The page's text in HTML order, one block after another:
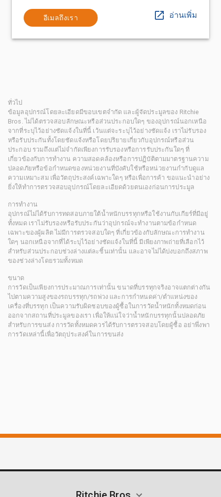
อีเมลถึงเรา อ่านเพิ่ม
ทั่วไป
ข้อมูลอุปกรณ์โดยละเอียดมีขอบเขตจำกัด และผู้จัดประมูลของ Ritchie
Bros. ไม่ได้ตรวจสอบลักษณะหรือส่วนประกอบใดๆ ของอุปกรณ์นอกเหนือ
จากที่ระบุไว้อย่างชัดแจ้งในที่นี้ เว้นแต่จะระบุไว้อย่างชัดแจ้ง เราไม่รับรอง
หรือรับประกันทั้งโดยชัดแจ้งหรือโดยปริยายเกี่ยวกับอุปกรณ์หรือส่วน
ประกอบ รวมถึงแต่ไม่จำกัดเพียงการรับรองหรือการรับประกันใดๆ ที่
เกี่ยวข้องกับการทำงาน ความสอดคล้องหรือการปฏิบัติตามมาตรฐานความ
ปลอดภัยหรือข้อกำหนดของหน่วยงานที่บังคับใช้หรือหน่วยงานกำกับดูแล
ความเหมาะสม เพื่อวัตถุประสงค์เฉพาะใดๆ หรือเพื่อการค้า ขอแนะนำอย่าง
ยิ่งให้ทำการตรวจสอบอุปกรณ์โดยละเอียดด้วยตนเองก่อนการประมูล
การทำงาน
อุปกรณ์ไม่ได้รับการทดสอบภายใต้น้ำหนักบรรทุกหรือใช้งานกับเกียร์ที่มีอยู่
ทั้งหมด เราไม่รับรองหรือรับประกันว่าอุปกรณ์จะทำงานตามข้อกำหนด
เฉพาะของผู้ผลิต ไม่มีการตรวจสอบใดๆ ที่เกี่ยวข้องกับลักษณะการทำงาน
ใดๆ นอกเหนือจากที่ได้ระบุไว้อย่างชัดแจ้งในที่นี้ มีเพียงภาพถ่ายที่เลือกไว้
สำหรับส่วนประกอบช่วงล่างแต่ละชิ้นเท่านั้น และอาจไม่ได้บ่งบอกถึงสภาพ
ของช่วงล่างโดยรวมทั้งหมด
ขนาด
การวัดเป็นเพียงการประมาณการเท่านั้น ขนาดที่บรรทุกจริงอาจแตกต่างกัน
ไปตามความสูงของรถบรรทุก/รถพ่วง และการกำหนดค่า/ตำแหน่งของ
เครื่องที่บรรทุก เป็นความรับผิดชอบของผู้ซื้อในการวัดน้ำหนักทั้งหมดก่อน
ออกจากสถานที่ประมูลของเรา เพื่อให้แน่ใจว่าน้ำหนักบรรทุกนั้นปลอดภัย
สำหรับการขนส่ง การวัดทั้งหมดควรได้รับการตรวจสอบโดยผู้ซื้อ อย่าพึ่งพา
การวัดเหล่านี้เพื่อวัตถุประสงค์ในการขนส่ง